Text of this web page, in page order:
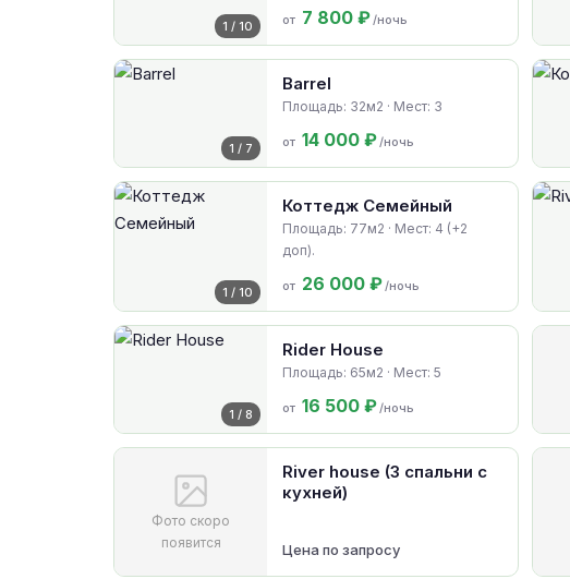
1 / 10 от 7 800 ₽/ночь
1 / 7
Barrel
Площадь: 32м2 · Мест: 3
от 14 000 ₽/ночь
1 / 10
Коттедж Семейный
Площадь: 77м2 · Мест: 4 (+2
доп).
от 26 000 ₽/ночь
1 / 8
Rider House
Площадь: 65м2 · Мест: 5
от 16 500 ₽/ночь
Фото скоро
появится
River house (3 спальни с
кухней)
Цена по запросу